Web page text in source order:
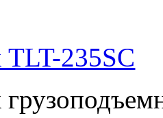
235SC